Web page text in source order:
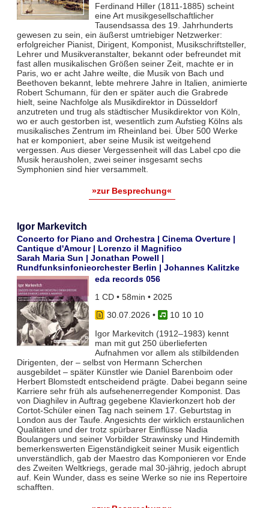
Ferdinand Hiller (1811-1885) scheint
eine Art musikgesellschaftlicher
Tausendsassa des 19. Jahrhunderts
gewesen zu sein, ein äußerst umtriebiger Netzwerker:
erfolgreicher Pianist, Dirigent, Komponist, Musikschriftsteller,
Lehrer und Musikveranstalter, bekannt oder befreundet mit
fast allen musikalischen Größen seiner Zeit, machte er in
Paris, wo er acht Jahre weilte, die Musik von Bach und
Beethoven bekannt, lebte mehrere Jahre in Italien, animierte
Robert Schumann, für den er später auch die Grabrede
hielt, seine Nachfolge als Musikdirektor in Düsseldorf
anzutreten und trug als städtischer Musikdirektor von Köln,
wo er auch gestorben ist, wesentlich zum Aufstieg Kölns als
musikalisches Zentrum im Rheinland bei. Über 500 Werke
hat er komponiert, aber seine Musik ist weitgehend
vergessen. Aus dieser Vergessenheit will das Label cpo die
Musik herausholen, zwei seiner insgesamt sechs
Symphonien sind hier versammelt.
»zur Besprechung«
Igor Markevitch
Concerto for Piano and Orchestra | Cinema Overture |
Cantique d'Amour | Lorenzo il Magnifico
Sarah Maria Sun | Jonathan Powell |
Rundfunksinfonieorchester Berlin | Johannes Kalitzke
eda records 056
1 CD • 58min • 2025
30.07.2026 •
10 10 10
Igor Markevitch (1912–1983) kennt
man mit gut 250 überlieferten
Aufnahmen vor allem als stilbildenden
Dirigenten, der – selbst von Hermann Scherchen
ausgebildet – später Künstler wie Daniel Barenboim oder
Herbert Blomstedt entscheidend prägte. Dabei begann seine
Karriere sehr früh als aufsehenerregender Komponist. Das
von Diaghilev in Auftrag gegebene Klavierkonzert hob der
Cortot-Schüler einen Tag nach seinem 17. Geburtstag in
London aus der Taufe. Angesichts der wirklich erstaunlichen
Qualitäten und der trotz spürbarer Einflüsse Nadia
Boulangers und seiner Vorbilder Strawinsky und Hindemith
bemerkenswerten Eigenständigkeit seiner Musik eigentlich
unverständlich, gab der Maestro das Komponieren vor Ende
des Zweiten Weltkriegs, gerade mal 30-jährig, jedoch abrupt
auf. Kein Wunder, dass es seine Werke so nie ins Repertoire
schafften.